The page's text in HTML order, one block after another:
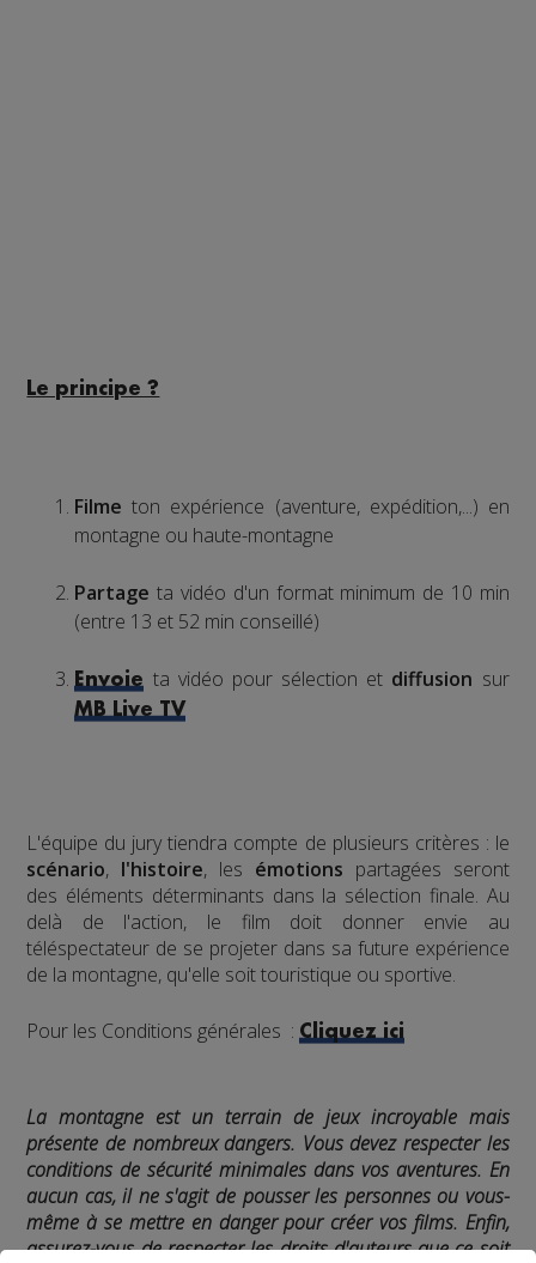
Le principe ?
Filme ton expérience (aventure, expédition,...) en
montagne ou haute-montagne
Partage ta vidéo d'un format minimum de 10 min
(entre 13 et 52 min conseillé)
Envoie ta vidéo pour sélection et diffusion sur
MB Live TV
L'équipe du jury tiendra compte de plusieurs critères : le
scénario, l'histoire, les émotions partagées seront
des éléments déterminants dans la sélection finale. Au
delà de l'action, le film doit donner envie au
téléspectateur de se projeter dans sa future expérience
de la montagne, qu'elle soit touristique ou sportive.
Pour les Conditions générales :Cliquez ici
La montagne est un terrain de jeux incroyable mais
présente de nombreux dangers. Vous devez respecter les
conditions de sécurité minimales dans vos aventures. En
aucun cas, il ne s'agit de pousser les personnes ou vous-
même à se mettre en danger pour créer vos films. Enfin,
assurez-vous de respecter les droits d'auteurs que ce soit